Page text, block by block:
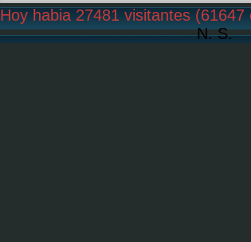
Hoy habia 27481 visitantes (61647
N. S.